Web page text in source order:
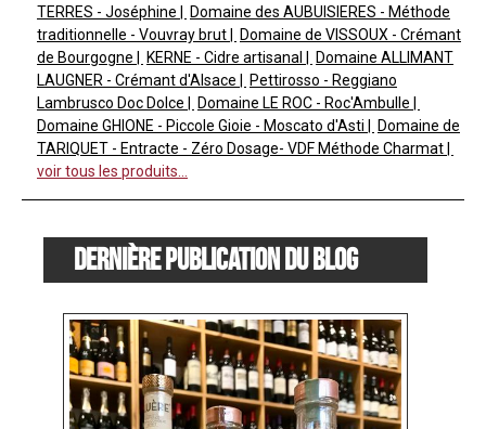
TERRES - Joséphine
Domaine des AUBUISIERES - Méthode
traditionnelle - Vouvray brut
Domaine de VISSOUX - Crémant
de Bourgogne
KERNE - Cidre artisanal
Domaine ALLIMANT
LAUGNER - Crémant d'Alsace
Pettirosso - Reggiano
Lambrusco Doc Dolce
Domaine LE ROC - Roc'Ambulle
Domaine GHIONE - Piccole Gioie - Moscato d'Asti
Domaine de
TARIQUET - Entracte - Zéro Dosage- VDF Méthode Charmat
voir tous les produits...
Dernière publication du blog